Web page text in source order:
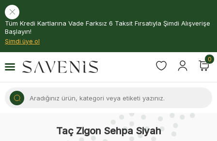
Tüm Kredi Kartlarına Vade Farksız 6 Taksit Fırsatıyla Şimdi Alışverişe
Başlayın!
Şimdi üye ol
0
Taç Zigon Sehpa Siyah